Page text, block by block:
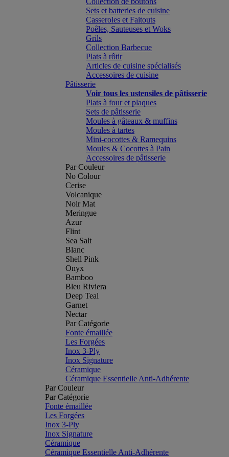
Sets et batteries de cuisine
Casseroles et Faitouts
Poêles, Sauteuses et Woks
Grils
Collection Barbecue
Plats à rôtir
Articles de cuisine spécialisés
Accessoires de cuisine
Pâtisserie
Voir tous les ustensiles de pâtisserie
Plats à four et plaques
Sets de pâtisserie
Moules à gâteaux & muffins
Moules à tartes
Mini-cocottes & Ramequins
Moules & Cocottes à Pain
Accessoires de pâtisserie
Par Couleur
No Colour
Cerise
Volcanique
Noir Mat
Meringue
Azur
Flint
Sea Salt
Blanc
Shell Pink
Onyx
Bamboo
Bleu Riviera
Deep Teal
Garnet
Nectar
Par Catégorie
Fonte émaillée
Les Forgées
Inox 3-Ply
Inox Signature
Céramique
Céramique Essentielle Anti-Adhérente
Par Couleur
Par Catégorie
Fonte émaillée
Les Forgées
Inox 3-Ply
Inox Signature
Céramique
Céramique Essentielle Anti-Adhérente